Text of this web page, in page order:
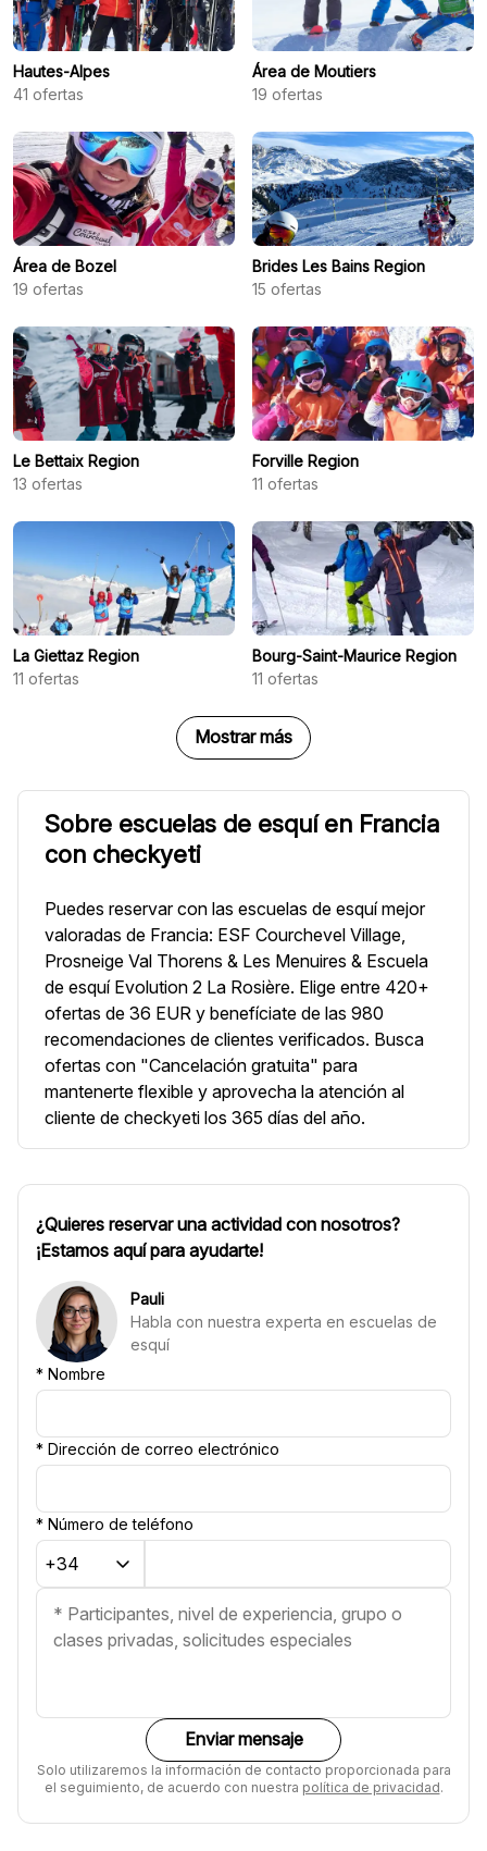
Hautes-Alpes
41 ofertas
Área de Moutiers
19 ofertas
Área de Bozel
19 ofertas
Brides Les Bains Region
15 ofertas
Le Bettaix Region
13 ofertas
Forville Region
11 ofertas
La Giettaz Region
11 ofertas
Bourg-Saint-Maurice Region
11 ofertas
Mostrar más
Sobre escuelas de esquí en Francia
con checkyeti
Puedes reservar con las escuelas de esquí mejor
valoradas de Francia: ESF Courchevel Village,
Prosneige Val Thorens & Les Menuires & Escuela
de esquí Evolution 2 La Rosière. Elige entre 420+
ofertas de 36 EUR y benefíciate de las 980
recomendaciones de clientes verificados. Busca
ofertas con "Cancelación gratuita" para
mantenerte flexible y aprovecha la atención al
cliente de checkyeti los 365 días del año.
¿Quieres reservar una actividad con nosotros?
¡Estamos aquí para ayudarte!
Pauli
Habla con nuestra experta en escuelas de
esquí
* Nombre
* Dirección de correo electrónico
* Número de teléfono
Enviar mensaje
Solo utilizaremos la información de contacto proporcionada para
el seguimiento, de acuerdo con nuestra política de privacidad.